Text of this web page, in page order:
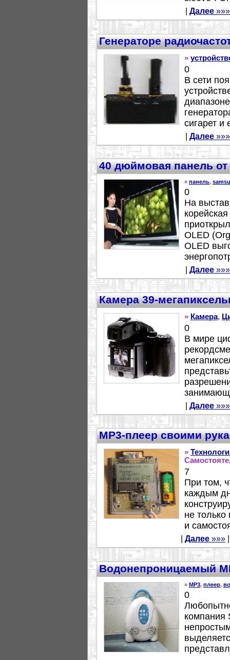
Далее »»»
Генераторе
»
0
В сети
сигарет и
Далее »»»
40 дюймовая панель от
» панель,
0
На
OLED
OLED
Далее »»»
Камера 39-
» Камера,
0
В мире
Далее »»»
MP3-плеер своими
»
7
При том,
каждым
не
и
Далее »»»
Водонепроницаемый
» MP3, плеер,
0
компания